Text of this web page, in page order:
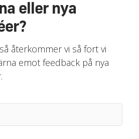
eller nya
återkommer vi så fort vi
emot feedback på nya